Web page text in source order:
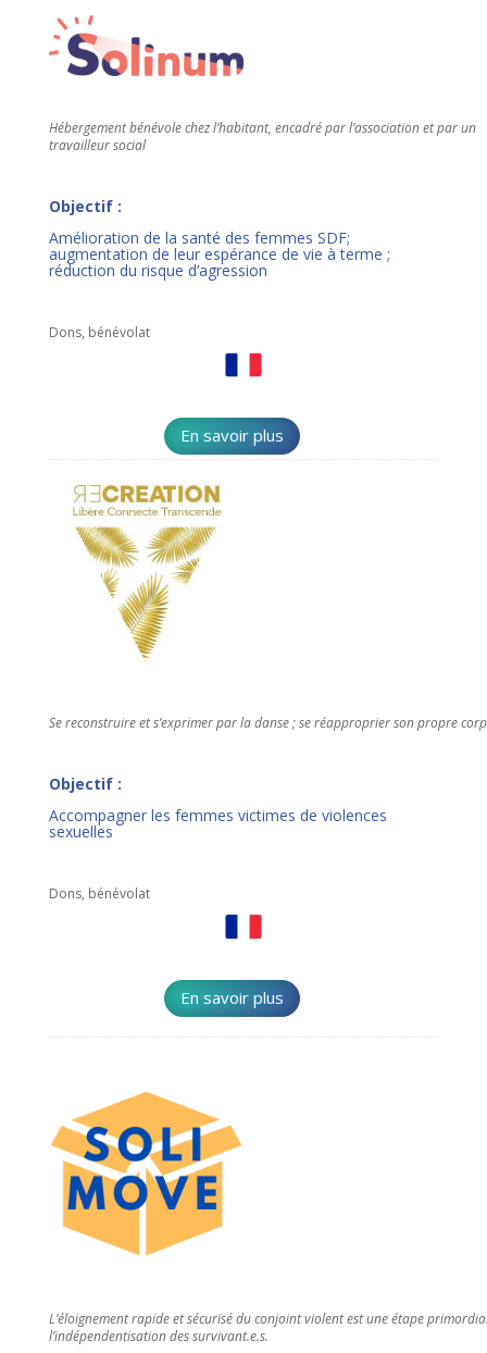
Hébergement bénévole chez l’habitant, encadré par l’association et par un
travailleur social
Objectif :
Amélioration de la santé des femmes SDF;
augmentation de leur espérance de vie à terme ;
réduction du risque d’agression
Dons, bénévolat
En savoir plus
Se reconstruire et s’exprimer par la danse ; se réapproprier son propre
Objectif :
Accompagner les femmes victimes de violences
sexuelles
Dons, bénévolat
En savoir plus
L’éloignement rapide et sécurisé du conjoint violent est une étape
l’indépendentisation des survivant.e.s.